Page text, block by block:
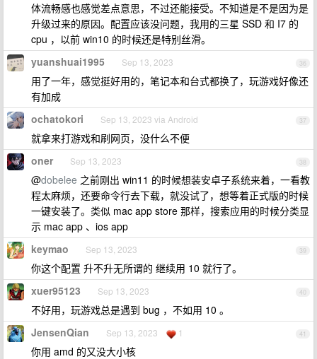
体流畅感也感觉差点意思，不过还能接受。不知道是不是因为是
升级过来的原因。配置应该没问题，我用的三星 SSD 和 I7 的
cpu ，以前 win10 的时候还是特别丝滑。
36
yuanshuai1995 Sep 13, 2023
用了一年，感觉挺好用的，笔记本和台式都换了，玩游戏好像还
有加成
37
ochatokori Sep 13, 2023 via Android
就拿来打游戏和刷网页，没什么不便
38
oner Sep 13, 2023
@dobelee 之前刚出 win11 的时候想装安卓子系统来着，一看教
程太麻烦，还要命令行去下载，就没试了，想等着正式版的时候
一键安装了。类似 mac app store 那样，搜索应用的时候分类显
示 mac app 、ios app
39
keymao Sep 13, 2023
你这个配置 升不升无所谓的 继续用 10 就行了。
40
xuer95123 Sep 13, 2023
不好用，玩游戏总是遇到 bug ，不如用 10 。
41
JensenQian Sep 13, 2023 1
你用 amd 的又没大小核